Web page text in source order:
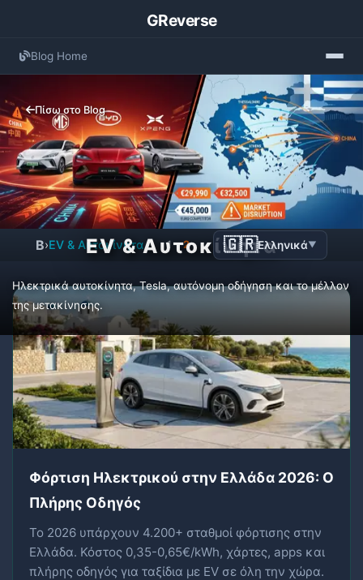
GReverse
Blog Home
Πίσω στο Blog
EV & Αυτοκίνητα
Ηλεκτρικά αυτοκίνητα, Tesla, αυτόνομη οδήγηση και το μέλλον
της μετακίνησης.
B›EV & Αυτοκίνητα 🇬🇷Ελληνικά▼
1 2
Φόρτιση Ηλεκτρικού στην Ελλάδα 2026: Ο
Πλήρης Οδηγός
Το 2026 υπάρχουν 4.200+ σταθμοί φόρτισης στην
Ελλάδα. Κόστος 0,35-0,65€/kWh, χάρτες, apps και
πλήρης οδηγός για ταξίδια με EV σε όλη την χώρα.